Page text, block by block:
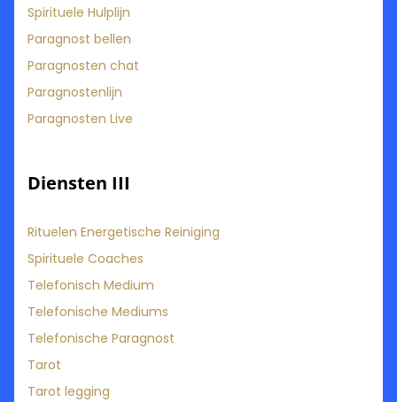
Spirituele Hulplijn
Paragnost bellen
Paragnosten chat
Paragnostenlijn
Paragnosten Live
Diensten III
Rituelen Energetische Reiniging
Spirituele Coaches
Telefonisch Medium
Telefonische Mediums
Telefonische Paragnost
Tarot
Tarot legging